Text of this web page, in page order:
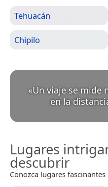
Tehuacán
Chipilo
«Un viaje se mide
en la
Lugares
descubrir
Conozca lugares